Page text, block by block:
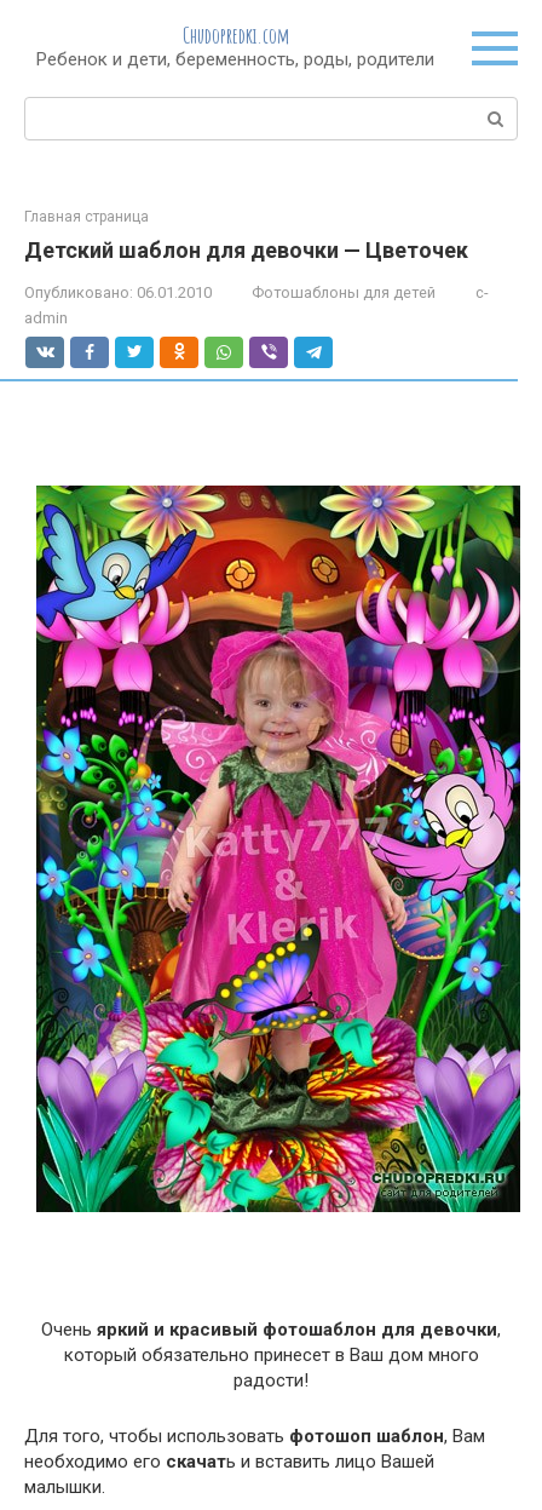
контенту
Chudopredki.com
Ребенок и дети, беременность, роды, родители
Поиск:
Главная страница
Детский шаблон для девочки — Цветочек
Опубликовано: 06.01.2010 Фотошаблоны для детей
c-
admin
Очень яркий и красивый фотошаблон для девочки,
который обязательно принесет в Ваш дом много
радости!
Для того, чтобы использовать фотошоп шаблон, Вам
необходимо его скачать и вставить лицо Вашей
малышки.